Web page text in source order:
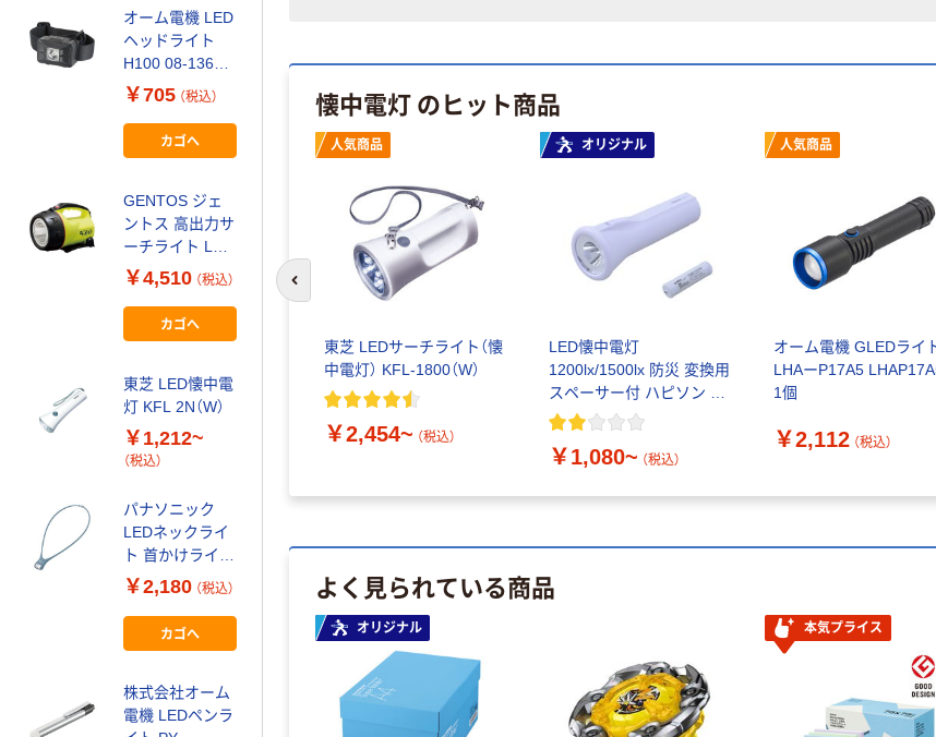
懐中電灯 のヒット商品
人気商品
東芝 LEDサーチライト（懐
中電灯） KFL-1800（W）
￥2,454~ （税込）
オリジナル
LED懐中電灯
1200lx/1500lx 防災 変換用
スペーサー付 ハピソン 単
1でも単3でも使える 電池
￥1,080~ （税込）
人気商品
オーム電機 GLEDライ
LHAーP17A5
1個
￥2,112 （税込）
前のスライドへ
よく見られている商品
オリジナル 本気プライス
オーム電機 LED
ヘッドライト
H100 08-1362 1
個
￥705 （税込）
カゴへ
GENTOS ジェ
ントス 高出力サ
ーチライト LK-
314D 1個
￥4,510 （税込）
カゴへ
東芝 LED懐中電
灯 KFL 2N（W）
￥1,212~
（税込）
パナソニック
LEDネックライ
ト 首かけライト
ハンズフリーラ
イト シンプル
ダスティーブル
ー BF-AF15P-
￥2,180 （税込）
カゴへ
株式会社オーム
電機 LEDペンラ
リーズ（ヘッド
電池 GA-02
￥3,278 （税込）
H100 08-1362 1
カゴへ
GENTOS ジェ
ントス 高出力サ
ーチライト LK-
314D 1個
￥4,510 （税込）
東芝 LED懐中電
（税込）
DA 1本
株式会社オーム
電機 LEDペンラ